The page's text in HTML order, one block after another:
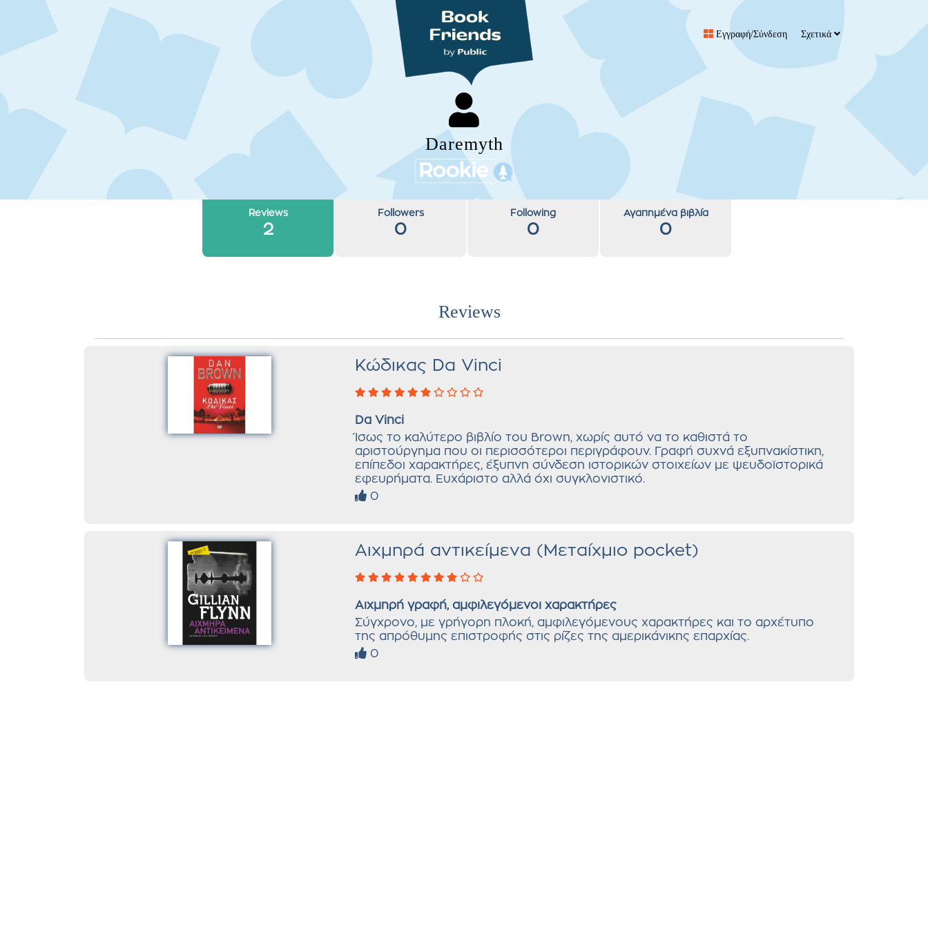
Εγγραφή/Σύνδεση Σχετικά
Daremyth
Reviews
2
Followers
0
Following
0
Αγαπημένα βιβλία
0
Reviews
Κώδικας Da Vinci
Da Vinci
Ίσως το καλύτερο βιβλίο του Brown, χωρίς αυτό να το καθιστά το
αριστούργημα που οι περισσότεροι περιγράφουν. Γραφή συχνά εξυπνακίστικη,
επίπεδοι χαρακτήρες, έξυπνη σύνδεση ιστορικών στοιχείων με ψευδοϊστορικά
εφευρήματα. Ευχάριστο αλλά όχι συγκλονιστικό.
0
Αιχμηρά αντικείμενα (Μεταίχμιο pocket)
Αιχμηρή γραφή, αμφιλεγόμενοι χαρακτήρες
Σύγχρονο, με γρήγορη πλοκή, αμφιλεγόμενους χαρακτήρες και το αρχέτυπο
της απρόθυμης επιστροφής στις ρίζες της αμερικάνικης επαρχίας.
0